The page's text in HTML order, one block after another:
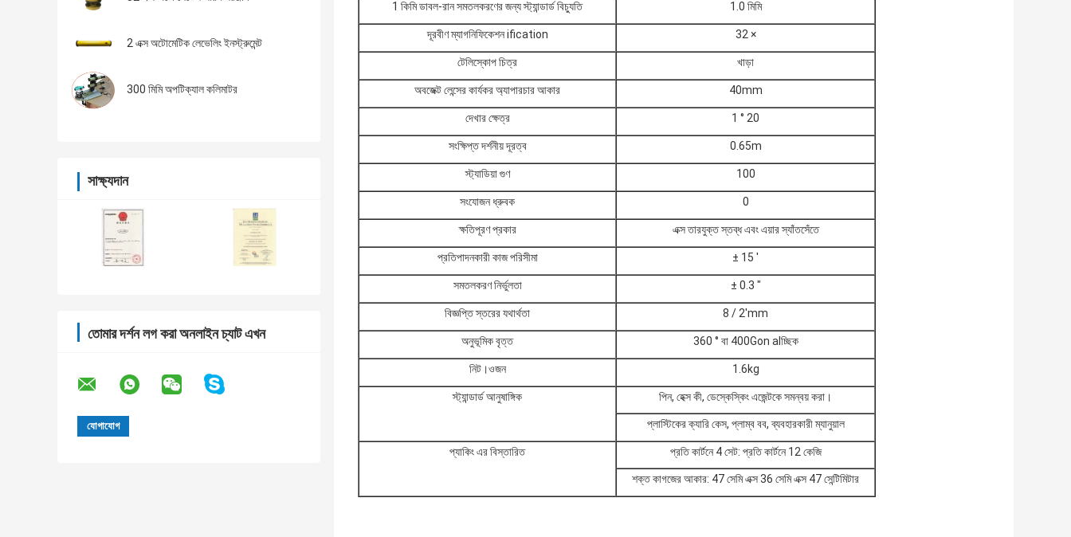
2 এক্স অটোমেটিক লেভেলিং ইনস্ট্রুমেন্ট
300 মিমি অপটিক্যাল কলিমাটর
সাক্ষ্যদান
তোমার দর্শন লগ করা অনলাইন চ্যাট এখন
1 কিমি ডাবল-রান সমতলকরণের জন্য স্ট্যান্ডার্ড বিচ্যুতি 1.0 মিমি
দূরবীণ ম্যাগনিফিকেশন ification 32 ×
টেলিস্কোপ চিত্র খাড়া
অবজেক্ট লেন্সের কার্যকর অ্যাপারচার আকার 40mm
দেখার ক্ষেত্র 1 ° 20
সংক্ষিপ্ত দর্শনীয় দূরত্ব 0.65m
স্ট্যাডিয়া গুণ 100
সংযোজন ধ্রুবক 0
ক্ষতিপূরণ প্রকার এক্স তারযুক্ত স্তব্ধ এবং এয়ার স্যাঁতসেঁতে
প্রতিপাদনকারী কাজ পরিসীমা ± 15 '
সমতলকরণ নির্ভুলতা ± 0.3 "
বিজ্ঞপ্তি স্তরের যথার্থতা 8 / 2'mm
অনুভূমিক বৃত্ত 360 ° বা 400Gon alচ্ছিক
নিট।ওজন 1.6kg
স্ট্যান্ডার্ড আনুষাঙ্গিক পিন, হেক্স কী, ডেস্কেস্কিং এজেন্টকে সমন্বয় করা।
প্লাস্টিকের ক্যারি কেস, প্লাম্ব বব, ব্যবহারকারী ম্যানুয়াল
প্যাকিং এর বিস্তারিত প্রতি কার্টনে 4 সেট: প্রতি কার্টনে 12 কেজি
শক্ত কাগজের আকার: 47 সেমি এক্স 36 সেমি এক্স 47 সেন্টিমিটার